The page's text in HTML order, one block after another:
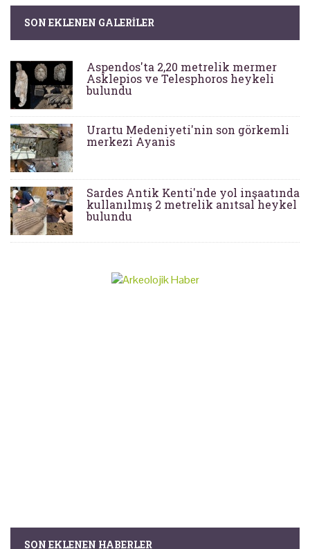
SON EKLENEN GALERILER
Aspendos'ta 2,20 metrelik mermer
Asklepios ve Telesphoros heykeli
bulundu
Urartu Medeniyeti'nin son görkemli
merkezi Ayanis
Sardes Antik Kenti'nde yol inşaatında
kullanılmış 2 metrelik anıtsal heykel
bulundu
SON EKLENEN HABERLER